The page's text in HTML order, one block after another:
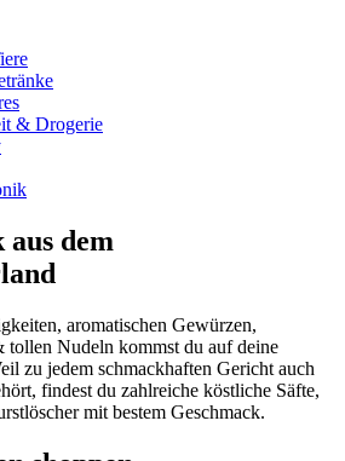
& Drogerie
dem
aromatischen Gewürzen,
tollen Nudeln kommst du auf deine
zu jedem schmackhaften Gericht auch
findest du zahlreiche köstliche Säfte,
mit bestem Geschmack.